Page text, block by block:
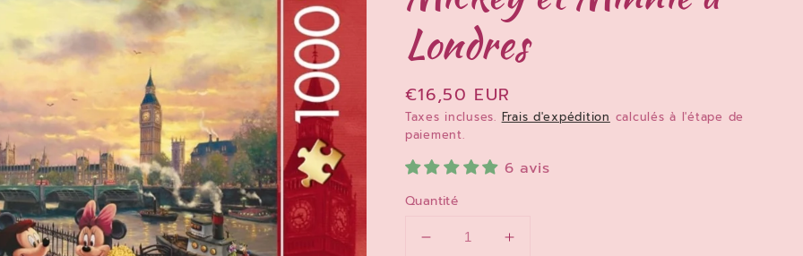
Londres
Prix
habituel
€16,50 EUR
Taxes incluses. Frais d'expédition calculés à l'étape de
paiement.
6 avis
Quantité
Réduire
Augmenter